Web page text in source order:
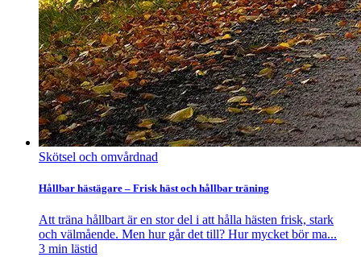
Skötsel och omvårdnad
Hållbar hästägare – Frisk häst och hållbar träning
Att träna hållbart är en stor del i att hålla hästen frisk, stark
och välmående. Men hur går det till? Hur mycket bör ma...
3 min lästid